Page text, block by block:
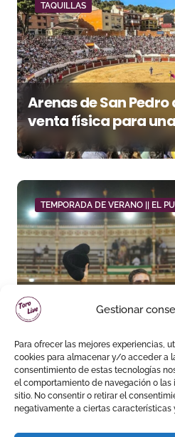
Gestionar
Para ofrecer las mejores experiencias,
cookies para almacenar y/o acceder a
consentimiento de estas tecnologías
el comportamiento de navegación o
sitio. No consentir o retirar el
negativamente a ciertas características
TAQUILLAS
Arenas de San Pedro
venta física para
grandes citas del
TEMPORADA DE VERANO || EL
Daniel Crespo
sitio con una gran
orejas